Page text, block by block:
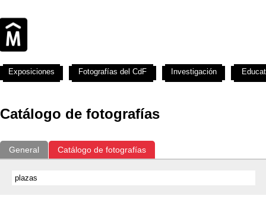
Catálogo de fotografías
General Catálogo de fotografías
Exposiciones Fotografías del CdF Investigación